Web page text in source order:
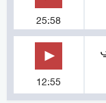
25:58
12:55